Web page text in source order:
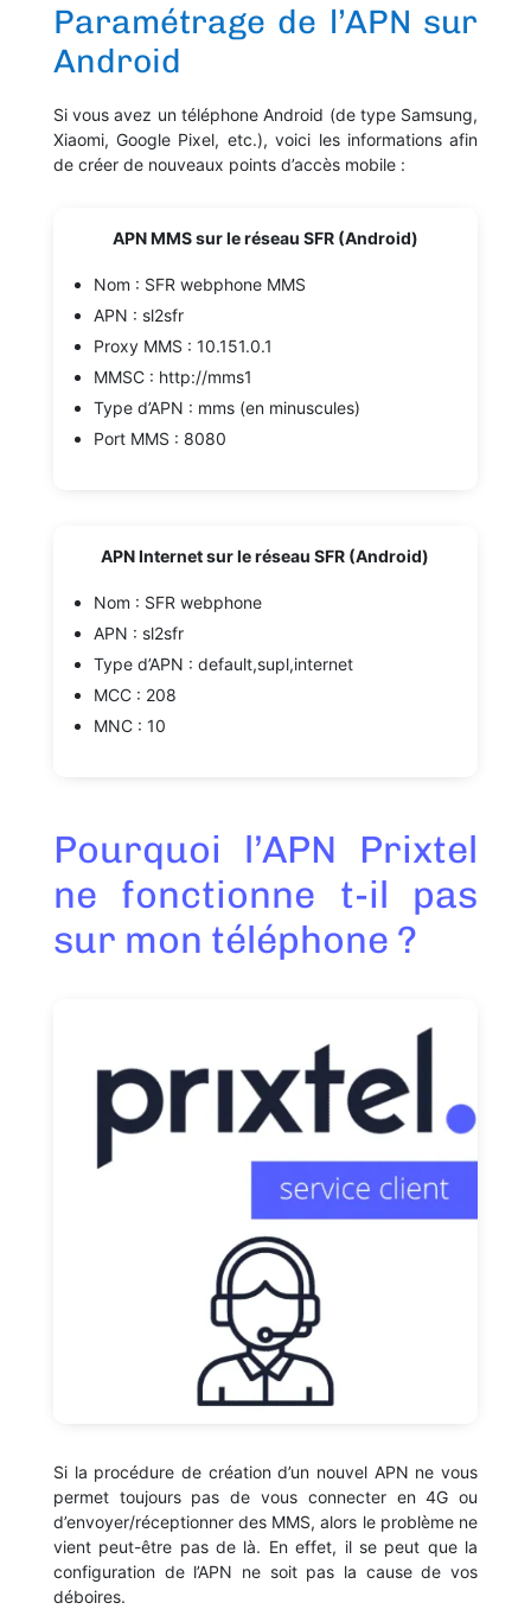
Paramétrage de l’APN sur
Android
Si vous avez un téléphone Android (de type Samsung,
Xiaomi, Google Pixel, etc.), voici les informations afin
de créer de nouveaux points d’accès mobile :
APN MMS sur le réseau SFR (Android)
Nom : SFR webphone MMS
APN : sl2sfr
Proxy MMS : 10.151.0.1
MMSC : http://mms1
Type d’APN : mms (en minuscules)
Port MMS : 8080
APNInternet sur le réseau SFR (Android)
Nom : SFR webphone
APN : sl2sfr
Type d’APN : default,supl,internet
MCC : 208
MNC : 10
Pourquoi l’APN Prixtel
ne fonctionne t-il pas
sur mon téléphone ?
Si la procédure de création d’un nouvel APN ne vous
permet toujours pas de vous connecter en 4G ou
d’envoyer/réceptionner des MMS, alors le problème ne
vient peut-être pas de là. En effet, il se peut que la
configuration de l’APN ne soit pas la cause de vos
déboires.